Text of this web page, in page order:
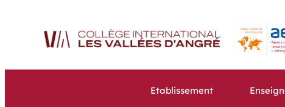
Etablissement